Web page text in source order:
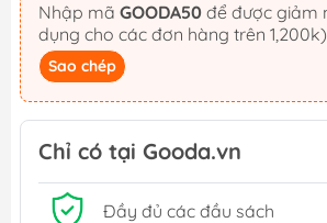
Nhập mã GOODA50
dụng cho các đơn hàng trên 1,200k)
Sao chép
Chỉ có tại Gooda.vn
Đầy đủ các đầu sách